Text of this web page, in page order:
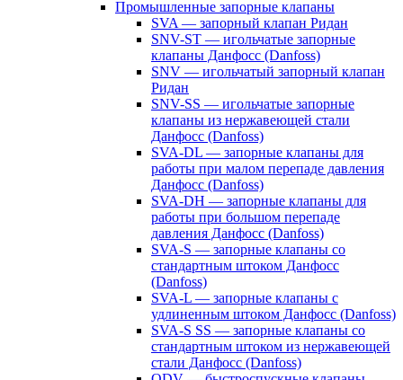
Промышленные запорные клапаны
SVA — запорный клапан Ридан
SNV-ST — игольчатые запорные
клапаны Данфосс (Danfoss)
SNV — игольчатый запорный клапан
Ридан
SNV-SS — игольчатые запорные
клапаны из нержавеющей стали
Данфосс (Danfoss)
SVA-DL — запорные клапаны для
работы при малом перепаде давления
Данфосс (Danfoss)
SVA-DH — запорные клапаны для
работы при большом перепаде
давления Данфосс (Danfoss)
SVA-S — запорные клапаны со
стандартным штоком Данфосс
(Danfoss)
SVA-L — запорные клапаны с
удлиненным штоком Данфосс (Danfoss)
SVA-S SS — запорные клапаны со
стандартным штоком из нержавеющей
стали Данфосс (Danfoss)